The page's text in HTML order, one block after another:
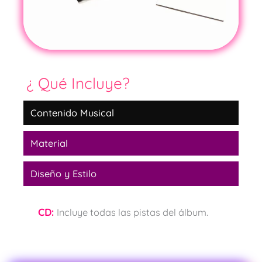
¿ Qué Incluye?
Contenido Musical
Material
Diseño y Estilo
CD: Incluye todas las pistas del álbum.